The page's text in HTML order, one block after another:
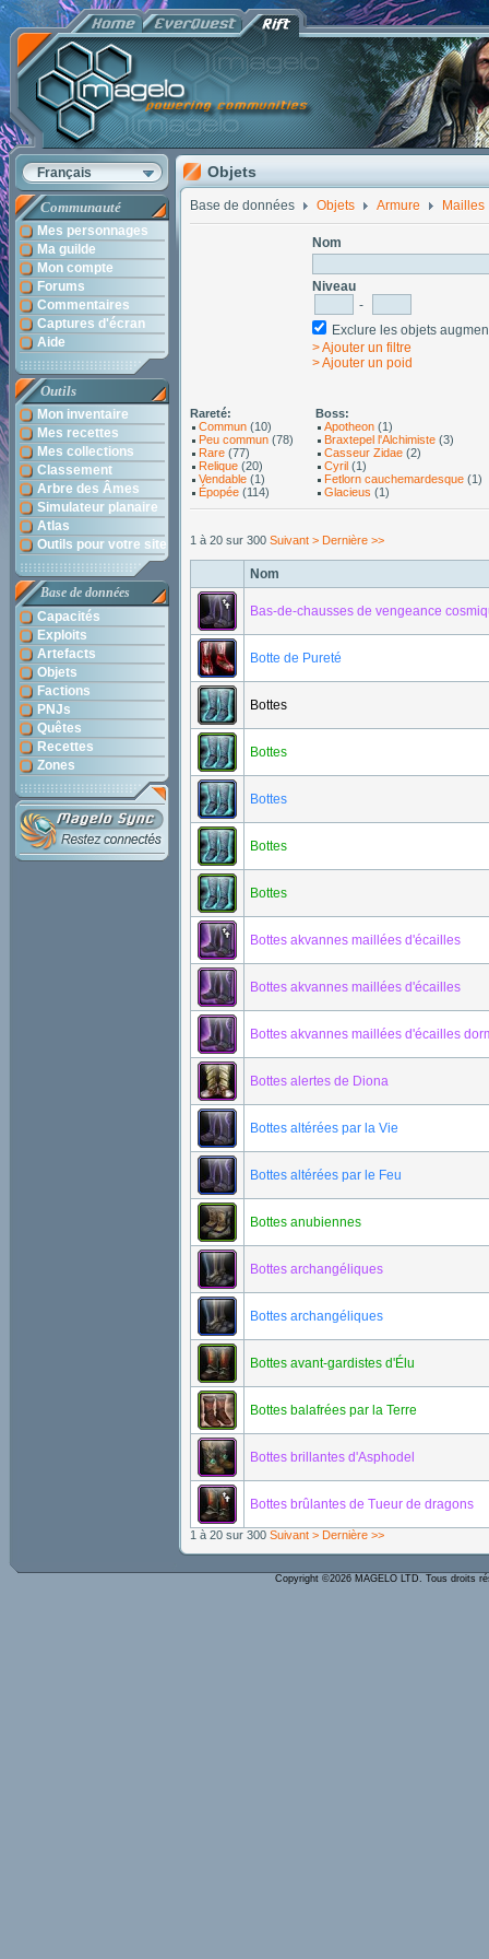
Français
Communauté
Mes personnages
Ma guilde
Mon compte
Forums
Commentaires
Captures d'écran
Aide
Outils
Mon inventaire
Mes recettes
Mes collections
Classement
Arbre des Âmes
Simulateur planaire
Atlas
Outils pour votre site
Base de données
Capacités
Exploits
Artefacts
Objets
Factions
PNJs
Quêtes
Recettes
Zones
Objets
Base de données Objets Armure Mailles
Nom
Niveau
-
Exclure les objets
> Ajouter un filtre
> Ajouter un poid
Rareté:
Commun (10)
Peu commun (78)
Rare (77)
Relique (20)
Vendable (1)
Épopée (114)
Boss:
Apotheon (1)
Braxtepel l'Alchimiste (3)
Casseur Zidae (2)
Cyril (1)
Fetlorn cauchemardesque (1)
Glacieus (1)
1 à 20 sur 300 Suivant > Dernière >>
Nom
Bas-de-chausses de vengeance
Botte de Pureté
Bottes
Bottes
Bottes
Bottes
Bottes
Bottes akvannes maillées d'écailles
Bottes akvannes maillées d'écailles
Bottes akvannes maillées d'écailles
Bottes alertes de Diona
Bottes altérées par la Vie
Bottes altérées par le Feu
Bottes anubiennes
Bottes archangéliques
Bottes archangéliques
Bottes avant-gardistes d'Élu
Bottes balafrées par la Terre
Bottes brillantes d'Asphodel
Bottes brûlantes de Tueur de dragons
1 à 20 sur 300 Suivant > Dernière >>
Copyright ©2026 MAGELO LTD. Tous droits